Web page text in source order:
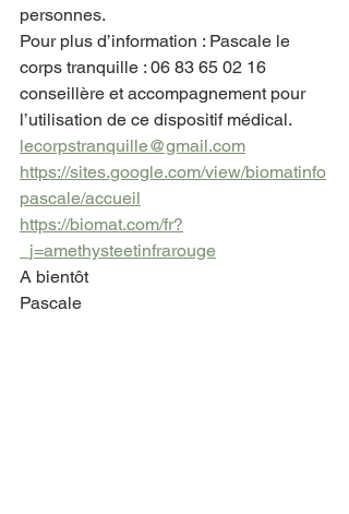
personnes.
Pour plus d’information : Pascale le
corps tranquille : 06 83 65 02 16
conseillère et accompagnement pour
l’utilisation de ce dispositif médical.
lecorpstranquille@gmail.com
https://sites.google.com/view/biomatinfo
pascale/accueil
https://biomat.com/fr?
_j=amethysteetinfrarouge
A bientôt
Pascale